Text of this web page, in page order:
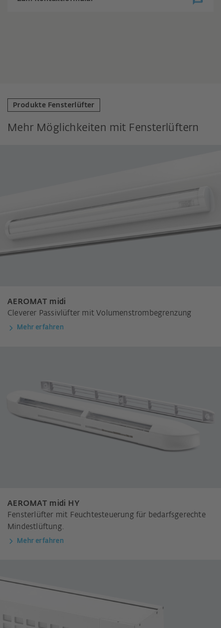
Produkte Fensterlüfter
Mehr Möglichkeiten mit Fensterlüftern
AEROMAT midi
Cleverer Passivlüfter mit Volumenstrombegrenzung
Mehr erfahren
AEROMAT midi HY
Fensterlüfter mit Feuchtesteuerung für bedarfsgerechte
Mindestlüftung.
Mehr erfahren